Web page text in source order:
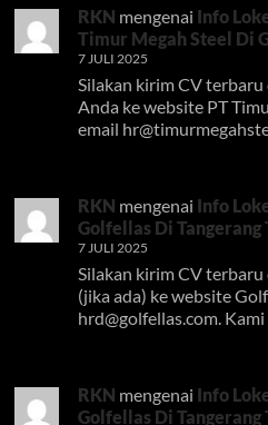
RKN mengenai Info
Timur Megah Steel Di
7 JULI 2025
Silakan kirim CV
Anda ke website PT
email
RKN mengenai Info
Golfellas Di Tangerang
7 JULI 2025
Silakan kirim CV
(jika ada) ke website
hrd@golfellas.com .
RKN mengenai Info
Golfellas Di Tangerang